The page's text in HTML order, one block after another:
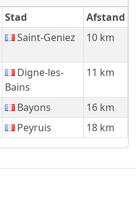
Stad
Afstand
Saint-Geniez 10 km
Digne-les-
Bains
11 km
Bayons
16 km
Peyruis 18 km